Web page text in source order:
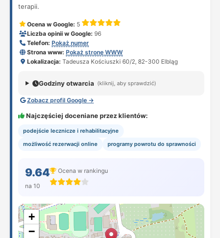
terapii.
Ocena w Google: 5
Liczba opinii w Google: 96
Telefon: Pokaż numer
Strona www: Pokaż stronę WWW
Lokalizacja: Tadeusza Kościuszki 60/2, 82-300 Elbląg
Godziny otwarcia (kliknij, aby sprawdzić)
Zobacz profil Google →
Najczęściej doceniane przez klientów:
podejście lecznicze i rehabilitacyjne
możliwość rezerwacji online
programy powrotu do sprawności
9.64
na 10
Ocena w rankingu
+
−